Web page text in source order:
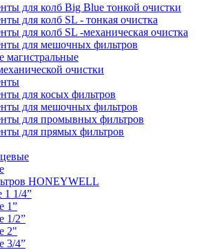
для колб Big Blue тонкой очистки
для колб SL - тонкая очистка
для колб SL -механическая очистка
для мешочных фильтров
очистки
для косых фильтров
для мешочных фильтров
для промывных фильтров
для прямых фильтров
HONEYWELL
1 1/4”
1”
1/2”
2"
3/4”